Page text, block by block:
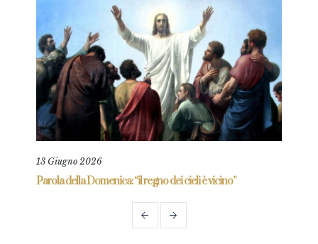
13 Giugno 2026
Parola della Domenica: “il regno dei cieli è vicino”